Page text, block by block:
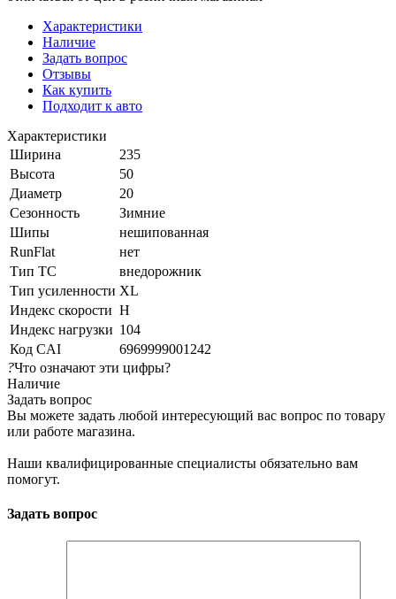
Характеристики
Наличие
Задать вопрос
Отзывы
Как купить
Подходит к авто
Характеристики
Ширина
235
Высота
50
Диаметр
20
Сезонность
Зимние
Шипы
нешипованная
RunFlat
нет
Тип ТС
внедорожник
Тип усиленности XL
Индекс скорости H
Индекс нагрузки 104
Код CAI
6969999001242
?Что означают эти цифры?
Наличие
Задать вопрос
Вы можете задать любой интересующий вас вопрос по товару
или работе магазина.
Наши квалифицированные специалисты обязательно вам
помогут.
Задать вопрос